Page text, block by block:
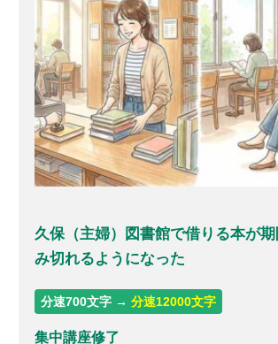
久保（主婦）図書館で借りる本が
み切れるようになった
分速700文字 →分速12000文字
集中講座修了